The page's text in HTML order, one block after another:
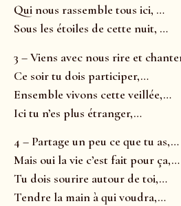
Qui nous rassemble tous ici, …
Sous les étoiles de cette nuit, …
3 – Viens avec nous rire et
Ce soir tu dois participer,…
Ensemble vivons cette veillée,…
Ici tu n’es plus étranger,…
4 – Partage un peu ce que tu as,…
Mais oui la vie c’est fait pour ça,…
Tu dois sourire autour de toi,…
Tendre la main à qui voudra,…